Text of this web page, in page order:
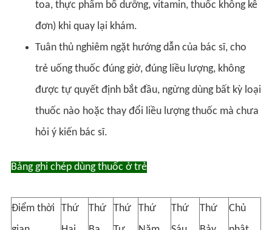
toa, thực phẩm bổ dưỡng, vitamin, thuốc không kê
đơn) khi quay lại khám.
Tuân thủ nghiêm ngặt hướng dẫn của bác sĩ, cho
trẻ uống thuốc đúng giờ, đúng liều lượng, không
được tự quyết định bắt đầu, ngừng dùng bất kỳ loại
thuốc nào hoặc thay đổi liều lượng thuốc mà chưa
hỏi ý kiến bác sĩ.
Bảng ghi chép dùng thuốc ở trẻ
Điểm thời
Thứ
Thứ
Thứ
Thứ
Thứ
Thứ
Chủ